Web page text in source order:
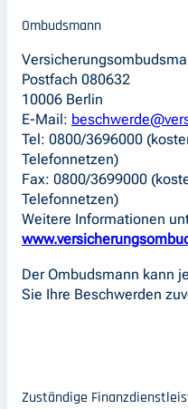
Ombudsmann
Postfach 080632
10006 Berlin
E-Mail:
Tel: 0800/3696000
Telefonnetzen)
Fax: 0800/3699000
Telefonnetzen)
Weitere Informationen
Der Ombudsmann kann
Sie Ihre Beschwerden
Zuständige